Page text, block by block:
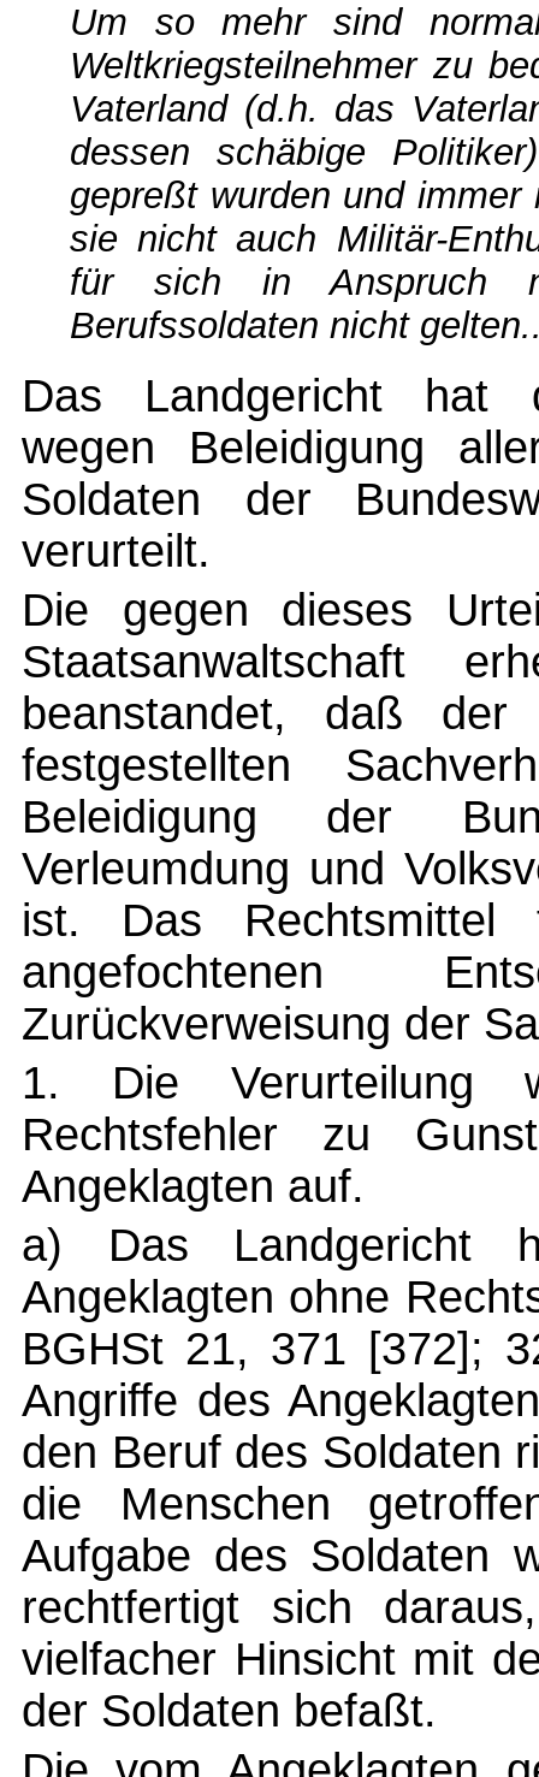
Um so mehr sind
Weltkriegsteilnehmer zu
Vaterland (d.h. das
dessen schäbige
gepreßt wurden und
sie nicht auch Militär-
für sich in Anspruch
Berufssoldaten nicht
Das Landgericht hat
wegen Beleidigung
Soldaten der
verurteilt.
Die gegen dieses
Staatsanwaltschaft
beanstandet, daß der
festgestellten
Beleidigung der
Verleumdung und
ist. Das Rechtsmittel
angefochtenen
Zurückverweisung der
1. Die Verurteilung
Rechtsfehler zu
Angeklagten auf.
a) Das Landgericht
Angeklagten ohne
BGHSt 21, 371 [372];
Angriffe des
den Beruf des Soldaten
die Menschen
Aufgabe des Soldaten
rechtfertigt sich
vielfacher Hinsicht mit
der Soldaten befaßt.